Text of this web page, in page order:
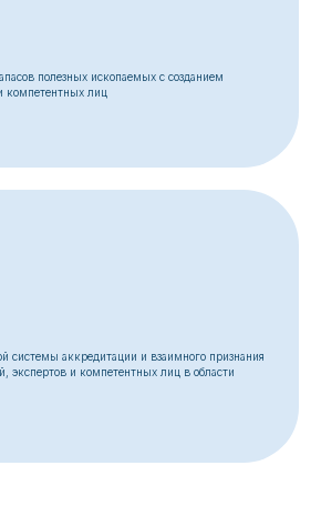
полезных ископаемых с созданием
компетентных лиц
системы аккредитации и взаимного признания
экспертов и компетентных лиц в области